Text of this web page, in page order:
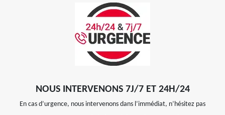
NOUS INTERVENONS 7J/7 ET 24H/24
En cas d’urgence, nous intervenons dans l’immédiat, n’hésitez pas